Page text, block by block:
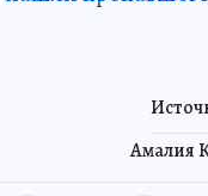
Амалия